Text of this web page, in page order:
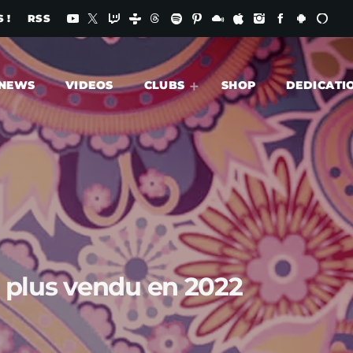
! RSS
VIDEOS CLUBS SHOP
vendu en 2022